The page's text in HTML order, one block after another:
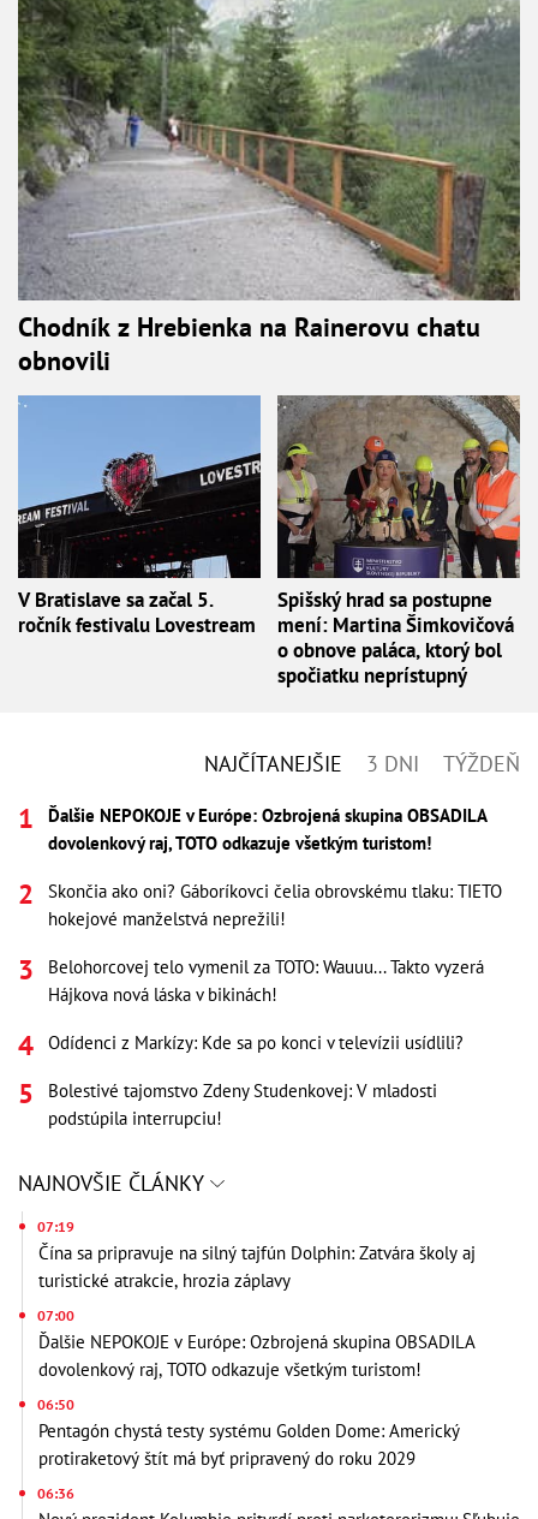
Chodník z Hrebienka na Rainerovu chatu
obnovili
V Bratislave sa začal 5.
ročník festivalu Lovestream
Spišský hrad sa postupne
mení: Martina Šimkovičová
o obnove paláca, ktorý bol
spočiatku neprístupný
NAJČÍTANEJŠIE 3 DNI TÝŽDEŇ
Ďalšie NEPOKOJE v Európe: Ozbrojená skupina OBSADILA
dovolenkový raj, TOTO odkazuje všetkým turistom!
Skončia ako oni? Gáboríkovci čelia obrovskému tlaku: TIETO
hokejové manželstvá neprežili!
Belohorcovej telo vymenil za TOTO: Wauuu... Takto vyzerá
Hájkova nová láska v bikinách!
Odídenci z Markízy: Kde sa po konci v televízii usídlili?
Bolestivé tajomstvo Zdeny Studenkovej: V mladosti
podstúpila interrupciu!
NAJNOVŠIE ČLÁNKY
07:19
Čína sa pripravuje na silný tajfún Dolphin: Zatvára školy aj
turistické atrakcie, hrozia záplavy
07:00
Ďalšie NEPOKOJE v Európe: Ozbrojená skupina OBSADILA
dovolenkový raj, TOTO odkazuje všetkým turistom!
06:50
Pentagón chystá testy systému Golden Dome: Americký
protiraketový štít má byť pripravený do roku 2029
06:36